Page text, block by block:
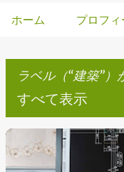
ホーム プロフィ
ラベル（ 建築 ）
すべて表示
投